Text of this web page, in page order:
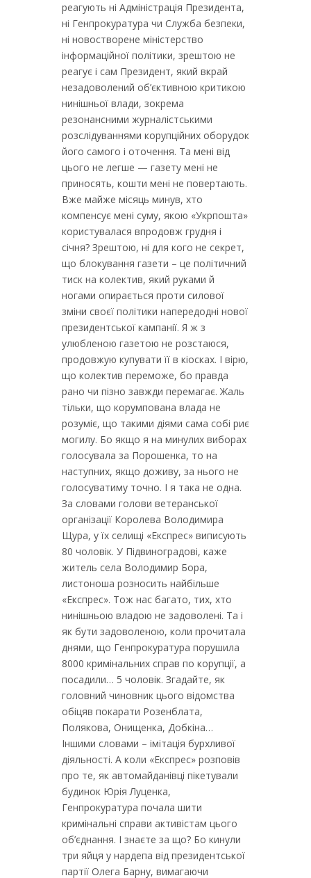
реагують ні Адміністрація Президента,
ні Генпрокуратура чи Служба безпеки,
ні новостворене міністерство
інформаційної політики, зрештою не
реагує і сам Президент, який вкрай
незадоволений об’єктивною критикою
нинішньої влади, зокрема
резонансними журналістськими
розслідуваннями корупційних оборудок
його самого і оточення. Та мені від
цього не легше — газету мені не
приносять, кошти мені не повертають.
Вже майже місяць минув, хто
компенсує мені суму, якою «Укрпошта»
користувалася впродовж грудня і
січня? Зрештою, ні для кого не секрет,
що блокування газети – це політичний
тиск на колектив, який руками й
ногами опирається проти силової
зміни своєї політики напередодні нової
президентської кампанії. Я ж з
улюбленою газетою не розстаюся,
продовжую купувати її в кіосках. І вірю,
що колектив переможе, бо правда
рано чи пізно завжди перемагає. Жаль
тільки, що корумпована влада не
розуміє, що такими діями сама собі риє
могилу. Бо якщо я на минулих виборах
голосувала за Порошенка, то на
наступних, якщо доживу, за нього не
голосуватиму точно. І я така не одна.
За словами голови ветеранської
організації Королева Володимира
Щура, у їх селищі «Експрес» виписують
80 чоловік. У Підвиноградові, каже
житель села Володимир Бора,
листоноша розносить найбільше
«Експрес». Тож нас багато, тих, хто
нинішньою владою не задоволені. Та і
як бути задоволеною, коли прочитала
днями, що Генпрокуратура порушила
8000 кримінальних справ по корупції, а
посадили… 5 чоловік. Згадайте, як
головний чиновник цього відомства
обіцяв покарати Розенблата,
Полякова, Онищенка, Добкіна…
Іншими словами – імітація бурхливої
діяльності. А коли «Експрес» розповів
про те, як автомайданівці пікетували
будинок Юрія Луценка,
Генпрокуратура почала шити
кримінальні справи активістам цього
об’єднання. І знаєте за що? Бо кинули
три яйця у нардепа від президентської
партії Олега Барну, вимагаючи